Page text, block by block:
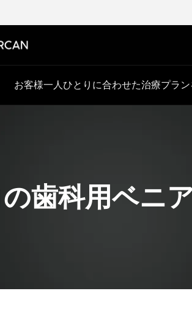
お客様一人ひとりに合わせた治療プラ
の歯科用ベニ